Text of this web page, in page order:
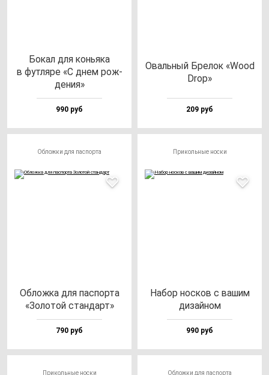
Бокал для конь­яка
в фут­ля­ре «С днем рож­
де­ния»
990 руб
Оваль­ный Бре­лок «Wood
Drop»
209 руб
Обложки для паспорта
Облож­ка для пас­пор­та
«Золо­той стан­дарт»
790 руб
Прикольные носки
Набор нос­ков с ва­шим
ди­зай­ном
990 руб
Прикольные носки Обложки для паспорта